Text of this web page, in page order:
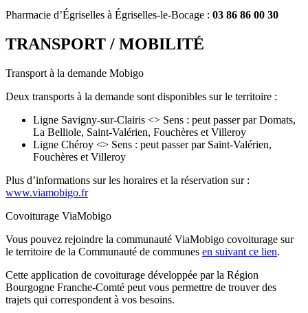
Pharmacie d’Égriselles à Égriselles-le-Bocage : 03 86 86 00 30
TRANSPORT / MOBILITÉ
Transport à la demande Mobigo
Deux transports à la demande sont disponibles sur le territoire :
Ligne Savigny-sur-Clairis <> Sens : peut passer par Domats,
La Belliole, Saint-Valérien, Fouchères et Villeroy
Ligne Chéroy <> Sens : peut passer par Saint-Valérien,
Fouchères et Villeroy
Plus d’informations sur les horaires et la réservation sur :
www.viamobigo.fr
Covoiturage ViaMobigo
Vous pouvez rejoindre la communauté ViaMobigo covoiturage sur
le territoire de la Communauté de communes en suivant ce lien.
Cette application de covoiturage développée par la Région
Bourgogne Franche-Comté peut vous permettre de trouver des
trajets qui correspondent à vos besoins.